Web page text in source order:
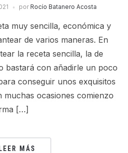
por Rocío Batanero Acosta
muy sencilla, económica y
de varios maneras. En
la receta sencilla, la de
bastará con añadirle un poco
conseguir unos exquisitos
muchas ocasiones comienzo
[…]
LEER MÁS